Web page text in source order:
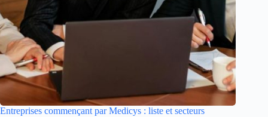
Entreprises commençant par Medicys : liste et secteurs